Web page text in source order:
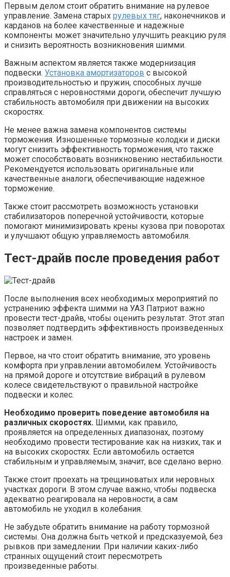
Первым делом стоит обратить внимание на рулевое
управление. Замена старых рулевых тяг, наконечников и
карданов на более качественные и надежные
компоненты может значительно улучшить реакцию руля
и снизить вероятность возникновения шимми.
Важным аспектом является также модернизация
подвески. Установка амортизаторов с высокой
производительностью и пружин, способных лучше
справляться с неровностями дороги, обеспечит лучшую
стабильность автомобиля при движении на высоких
скоростях.
Не менее важна замена компонентов системы
торможения. Изношенные тормозные колодки и диски
могут снизить эффективность торможения, что также
может способствовать возникновению нестабильности.
Рекомендуется использовать оригинальные или
качественные аналоги, обеспечивающие надежное
торможение.
Также стоит рассмотреть возможность установки
стабилизаторов поперечной устойчивости, которые
помогают минимизировать крены кузова при поворотах
и улучшают общую управляемость автомобиля.
Тест-драйв после проведения работ
После выполнения всех необходимых мероприятий по
устранению эффекта шимми на УАЗ Патриот важно
провести тест-драйв, чтобы оценить результат. Этот этап
позволяет подтвердить эффективность произведенных
настроек и замен.
Первое, на что стоит обратить внимание, это уровень
комфорта при управлении автомобилем. Устойчивость
на прямой дороге и отсутствие вибраций в рулевом
колесе свидетельствуют о правильной настройке
подвески и колес.
Необходимо проверить поведение автомобиля на
различных скоростях. Шимми, как правило,
проявляется на определенных диапазонах, поэтому
необходимо провести тестирование как на низких, так и
на высоких скоростях. Если автомобиль остается
стабильным и управляемым, значит, все сделано верно.
Также стоит проехать на трещиноватых или неровных
участках дороги. В этом случае важно, чтобы подвеска
адекватно реагировала на неровности, а сам
автомобиль не уходил в колебания.
Не забудьте обратить внимание на работу тормозной
системы. Она должна быть четкой и предсказуемой, без
рывков при замедлении. При наличии каких-либо
странных ощущений стоит пересмотреть
произведенные работы.